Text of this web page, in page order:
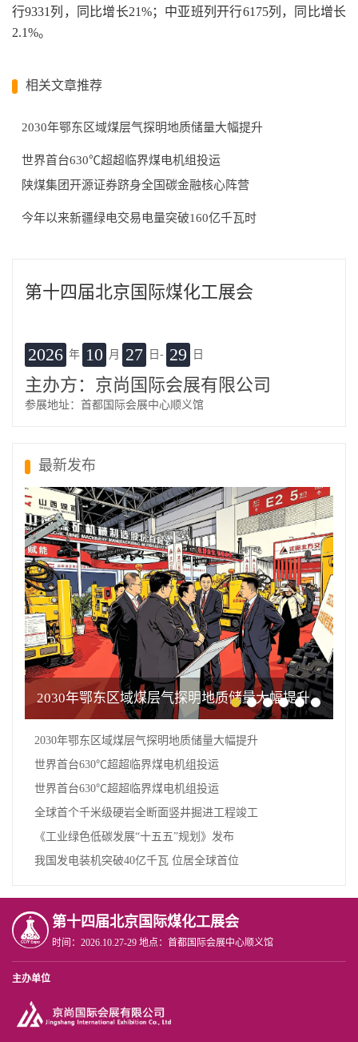
行9331列，同比增长21%；中亚班列开行6175列，同比增长
2.1%。
相关文章推荐
2030年鄂东区域煤层气探明地质储量大幅提升
世界首台630℃超超临界煤电机组投运
陕煤集团开源证券跻身全国碳金融核心阵营
今年以来新疆绿电交易电量突破160亿千瓦时
第十四届北京国际煤化工展会
2026 年 10 月 27 日- 29 日
主办方：京尚国际会展有限公司
参展地址：首都国际会展中心顺义馆
最新发布
2030年鄂东区域煤层气探明地质储量大幅提升
2030年鄂东区域煤层气探明地质储量大幅提升
世界首台630℃超超临界煤电机组投运
世界首台630℃超超临界煤电机组投运
全球首个千米级硬岩全断面竖井掘进工程竣工
《工业绿色低碳发展“十五五”规划》发布
我国发电装机突破40亿千瓦 位居全球首位
第十四届北京国际煤化工展会
时间：2026.10.27-29 地点：首都国际会展中心顺义馆
主办单位